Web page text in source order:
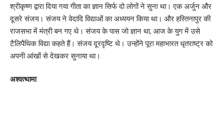
श्रीकृष्ण द्वारा दिया गया गीता का ज्ञान सिर्फ दो लोगों ने सुना था। एक अर्जुन और
दूसरे संजय। संजय ने वेदादि विद्याओं का अध्ययन किया था। और हस्तिनापुर की
राजसभा में मंत्री बन गए थे। संजय के पास जो ज्ञान था, आज के युग में उसे
टैलिपैथिक विद्या कहते हैं। संजय दूरदृष्टि थे। उन्होंने पूरा महाभारत धृतराष्ट्र को
अपनी आंखों से देखकर सुनाया था।
अश्वत्थामा